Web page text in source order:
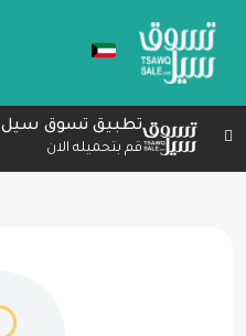
تطبيق تسوق سيل
قم بتحميله الان